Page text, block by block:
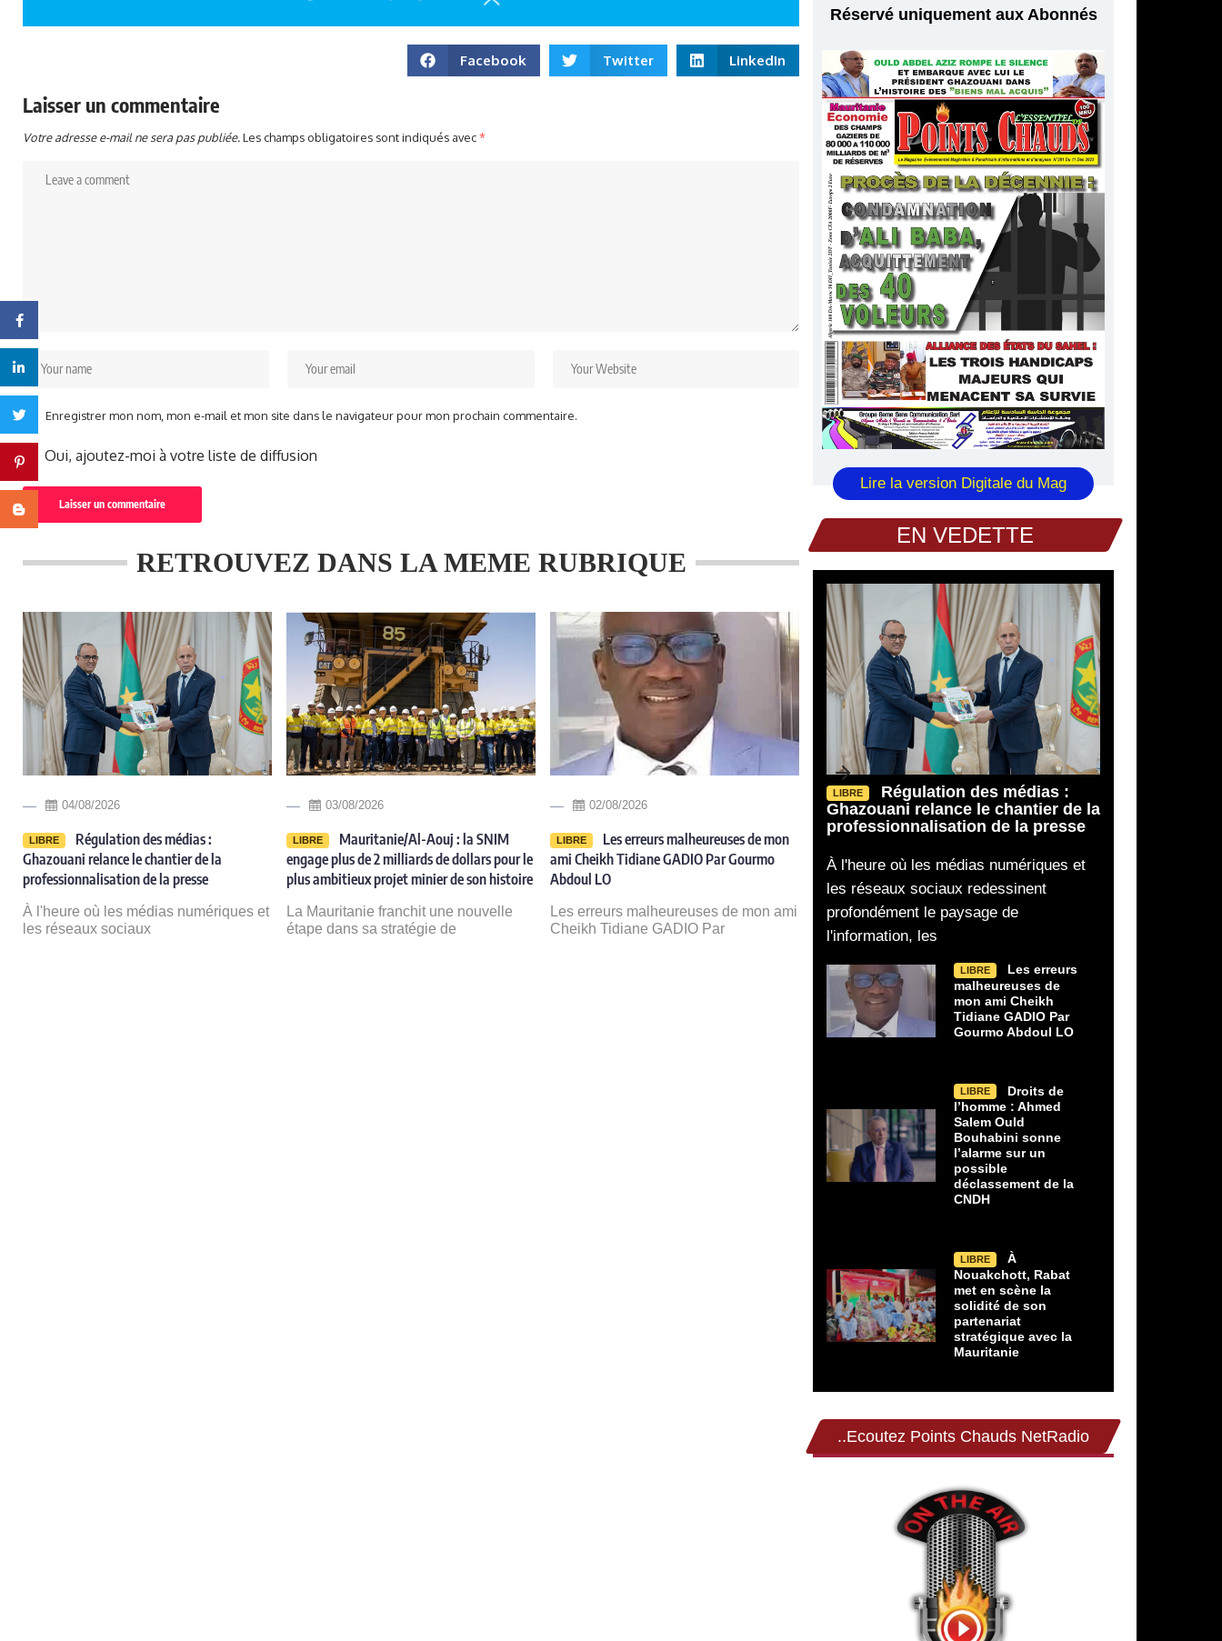
Linkedin
Twitter
Pinterest
Blogger
Facebook Twitter LinkedIn
Laisser un commentaire
Votre adresse e-mail ne sera pas publiée.Les champs obligatoires sont indiqués avec*
Enregistrer mon nom, mon e-mail et mon site dans le navigateur pour mon prochain commentaire.
Oui, ajoutez-moi à votre liste de diffusion
RETROUVEZ DANS LA MEME RUBRIQUE
04/08/2026
LIBRE
Régulation des médias :
Ghazouani relance le chantier de la
professionnalisation de la presse
À l'heure où les médias numériques et
les réseaux sociaux
03/08/2026
LIBRE
Mauritanie/Al-Aouj : la SNIM
engage plus de 2 milliards de dollars pour le
plus ambitieux projet minier de son histoire
La Mauritanie franchit une nouvelle
étape dans sa stratégie de
02/08/2026
LIBRE
Les erreurs malheureuses de mon
ami Cheikh Tidiane GADIO Par Gourmo
Abdoul LO
Les erreurs malheureuses de mon ami
Cheikh Tidiane GADIO Par
31/07/2026
Droits de l’homme : Ahmed Salem
Ould Bouhabini sonne l’alarme sur un
possible déclassement de la CNDH
Ahmed Salem Ould Bouhabini alerte
sur le risque de déclassement
scène la solidité de son
Réservé uniquement aux Abonnés
Lire la version Digitale du Mag
EN VEDETTE
LIBRE
Régulation des médias :
Ghazouani relance le chantier de la
professionnalisation de la presse
À l'heure où les médias numériques et
les réseaux sociaux redessinent
profondément le paysage de
l'information, les
LIBRE
Les erreurs
malheureuses de
mon ami Cheikh
Tidiane GADIO Par
Gourmo Abdoul LO
LIBRE
Droits de
l’homme : Ahmed
Salem Ould
Bouhabini sonne
l’alarme sur un
possible
déclassement de la
CNDH
LIBRE
À
Nouakchott, Rabat
met en scène la
solidité de son
partenariat
stratégique avec la
Mauritanie
..Ecoutez Points Chauds NetRadio